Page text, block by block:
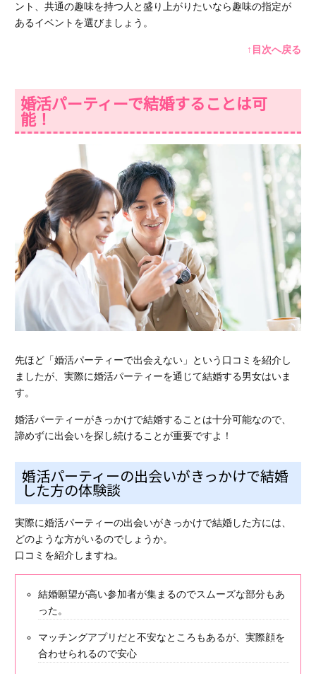
ント、共通の趣味を持つ人と盛り上がりたいなら趣味の指定が
あるイベントを選びましょう。
↑目次へ戻る
婚活パーティーで結婚することは可
能！
先ほど「婚活パーティーで出会えない」という口コミを紹介し
ましたが、実際に婚活パーティーを通じて結婚する男女はいま
す。
婚活パーティーがきっかけで結婚することは十分可能なので、
諦めずに出会いを探し続けることが重要ですよ！
婚活パーティーの出会いがきっかけで結婚
した方の体験談
実際に婚活パーティーの出会いがきっかけで結婚した方には、
どのような方がいるのでしょうか。
口コミを紹介しますね。
結婚願望が高い参加者が集まるのでスムーズな部分もあ
った。
マッチングアプリだと不安なところもあるが、実際顔を
合わせられるので安心